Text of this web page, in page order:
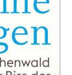
3-
3